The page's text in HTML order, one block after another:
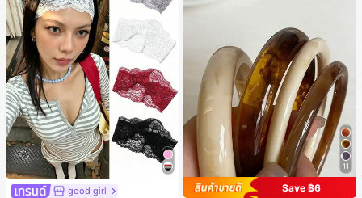
good girl
#1 ขายดี
11
Save ฿6